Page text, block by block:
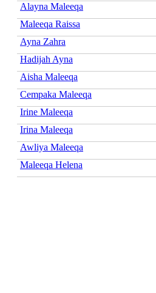
Alayna Maleeqa
Maleeqa Raissa
Ayna Zahra
Hadijah Ayna
Aisha Maleeqa
Cempaka Maleeqa
Irine Maleeqa
Irina Maleeqa
Awliya Maleeqa
Maleeqa Helena